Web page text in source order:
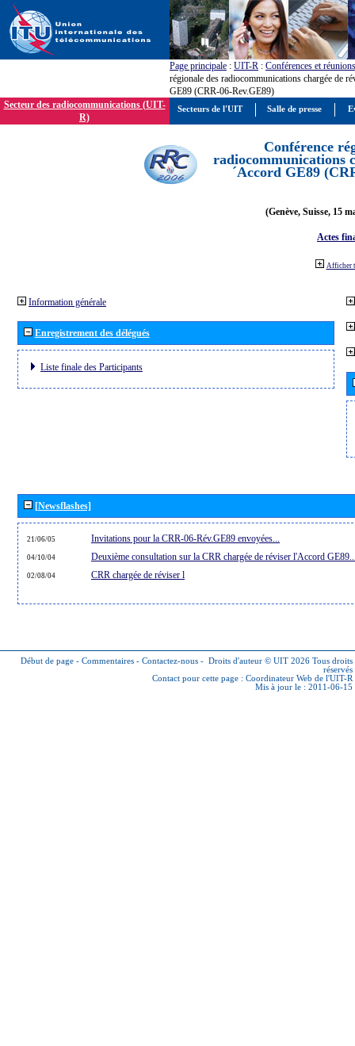
Page principale : UIT-R : Conférences et réunions
régionale des radiocommunications chargée de
GE89 (CRR-06-Rev.GE89)
Secteur des radiocommunications (UIT-
R)
Conférence
radiocommunications
´Accord GE89
(Genève, Suisse, 15
Actes
Afficher
Information générale
Enregistrement des délégués
Liste finale des Participants
[Newsflashes]
21/06/05 Invitations pour la CRR-06-Rév.GE89 envoyées...
04/10/04 Deuxième consultation sur la CRR chargée de réviser l'Accord
02/08/04 CRR chargée de réviser l
Début de page - Commentaires - Contactez-nous - Droits d'auteur © UIT 2026 Tous droits
réservés
Contact pour cette page : Coordinateur Web de l'UIT-R
Mis à jour le : 2011-06-15
Secteurs de l'UIT Salle de presse